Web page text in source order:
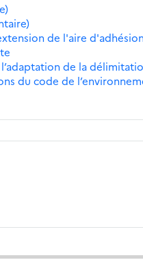
de l'aire
de la
du code de